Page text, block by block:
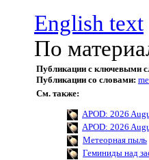
English text
По
Публикации с ключевыми
Публикации со словами:
См. также:
APOD: 2026
APOD: 2026
Метеорная пыль
Геминиды над